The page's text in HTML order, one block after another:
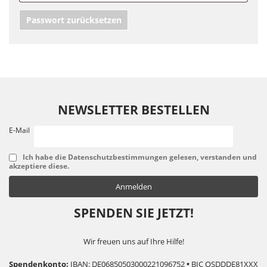
Passwort zurücksetzen
NEWSLETTER BESTELLEN
E-Mail
Ich habe die Datenschutzbestimmungen gelesen, verstanden und
akzeptiere diese.
SPENDEN SIE JETZT!
Wir freuen uns auf Ihre Hilfe!
Spendenkonto: IBAN: DE06850503000221096752• BIC OSDDDE81XXX